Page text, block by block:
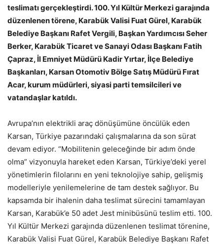
teslimatı gerçekleştirdi. 100. Yıl Kültür Merkezi garajında
düzenlenen törene, Karabük Valisi Fuat Gürel, Karabük
Belediye Başkanı Rafet Vergili, Başkan Yardımcısı Seher
Berker, Karabük Ticaret ve Sanayi Odası Başkanı Fatih
Çapraz, İl Emniyet Müdürü Kadir Yırtar, İlçe Belediye
Başkanları, Karsan Otomotiv Bölge Satış Müdürü Fırat
Acar, kurum müdürleri, siyasi parti temsilcileri ve
vatandaşlar katıldı.
Avrupa’nın elektrikli araç dönüşümüne öncülük eden
Karsan, Türkiye pazarındaki çalışmalarına da son sürat
devam ediyor. “Mobilitenin geleceğinde bir adım önde
olma” vizyonuyla hareket eden Karsan, Türkiye’deki yerel
yönetimlerin filolarını en yeni teknolojiye sahip, gelişmiş
modelleriyle yenilemelerine de tam destek sağlıyor. Bu
kapsamda bir ihalenin daha teslimat sürecini tamamlayan
Karsan, Karabük’e 50 adet Jest minibüsünü teslim etti. 100.
Yıl Kültür Merkezi garajında düzenlenen teslimat törenine,
Karabük Valisi Fuat Gürel, Karabük Belediye Başkanı Rafet